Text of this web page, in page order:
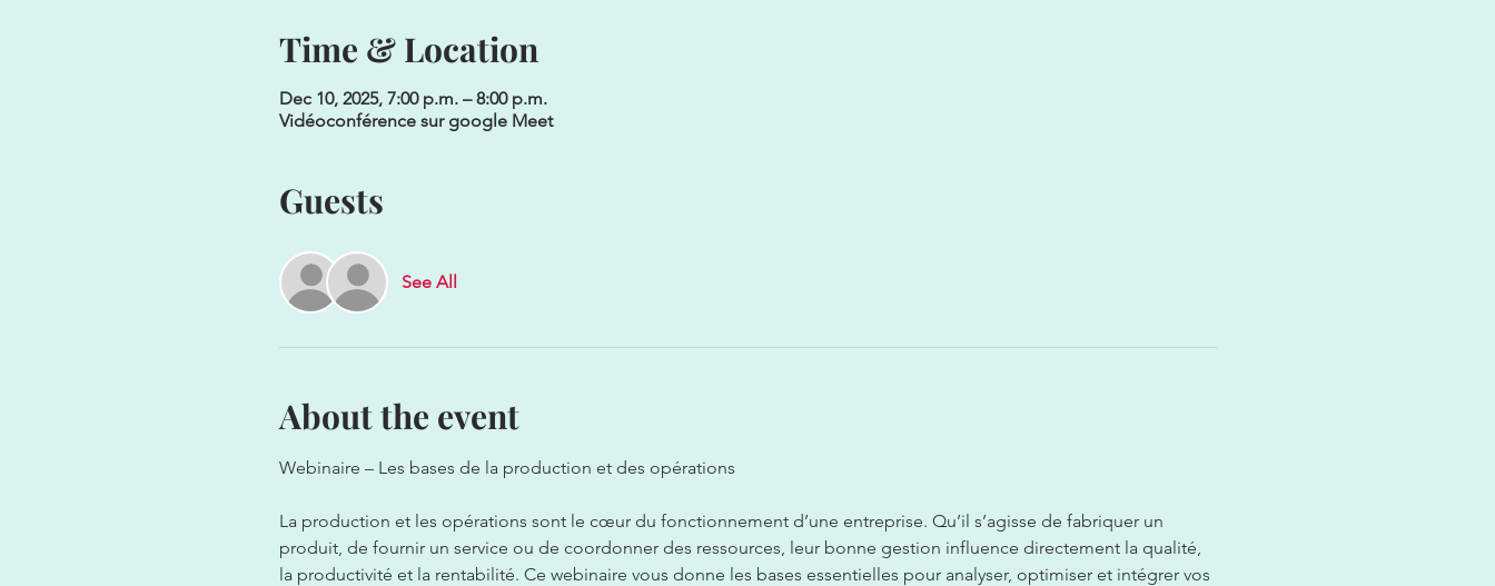
Time & Location
Dec 10, 2025, 7:00 p.m. – 8:00 p.m.
Vidéoconférence sur google Meet
Guests
See All
About the event
Webinaire – Les bases de la production et des opérations
La production et les opérations sont le cœur du fonctionnement d’une entreprise. Qu’il s’agisse de fabriquer un
produit, de fournir un service ou de coordonner des ressources, leur bonne gestion influence directement la qualité,
la productivité et la rentabilité. Ce webinaire vous donne les bases essentielles pour analyser, optimiser et intégrer vos